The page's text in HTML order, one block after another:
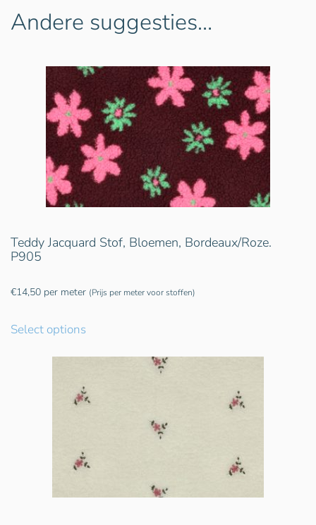
Andere suggesties…
Teddy Jacquard Stof, Bloemen, Bordeaux/Roze.
P905
€14,50 per meter (Prijs per meter voor stoffen)
Select options